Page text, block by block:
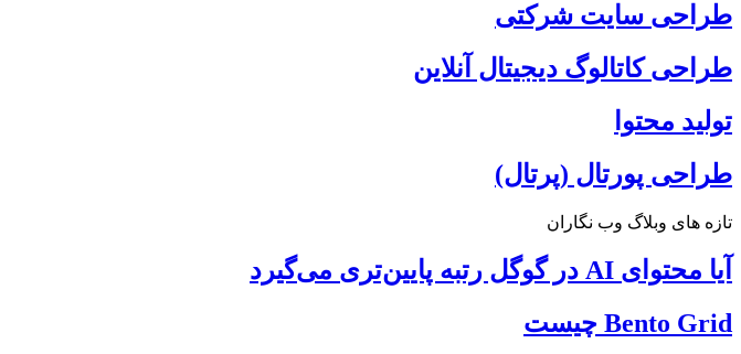
طراحی سایت شرکتی
طراحی کاتالوگ دیجیتال آنلاین
تولید محتوا
طراحی پورتال (پرتال)
تازه های وبلاگ وب نگاران
آیا محتوای AI در گوگل رتبه پایین‌تری می‌گیرد
Bento Grid چیست